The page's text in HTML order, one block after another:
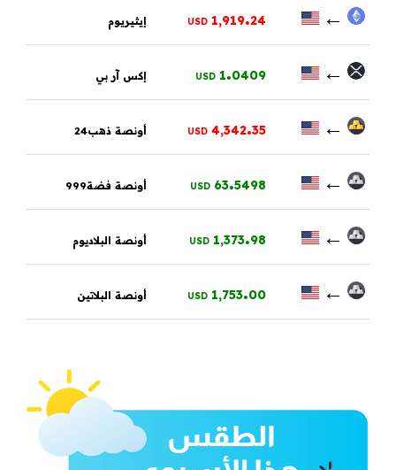
←
1,919.24
USD إيثيريوم
←
1.0409
USD إكس آر بي
←
4,342.35
USD أونصة ذهب24
←
63.5498
USD أونصة فضة999
←
1,373.98
USD أونصة البلاديوم
←
1,753.00
USD أونصة البلاتين